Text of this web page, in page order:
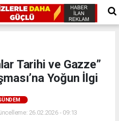
Tarihi ve Gazze”
Yoğun İlgi
26.02.2026 - 09:13